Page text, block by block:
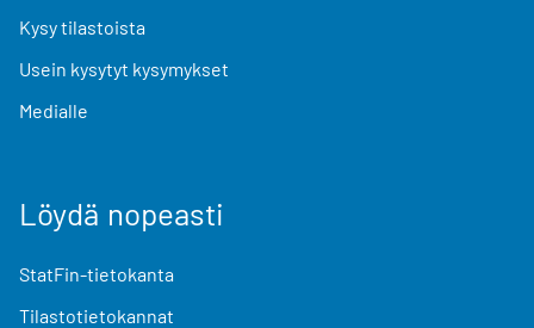
Kysy tilastoista
Usein kysytyt kysymykset
Medialle
Löydä nopeasti
StatFin-tietokanta
Tilastotietokannat